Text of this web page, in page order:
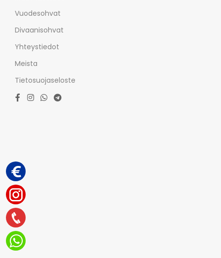
Vuodesohvat
Divaanisohvat
Yhteystiedot
Meista
Tietosuojaseloste